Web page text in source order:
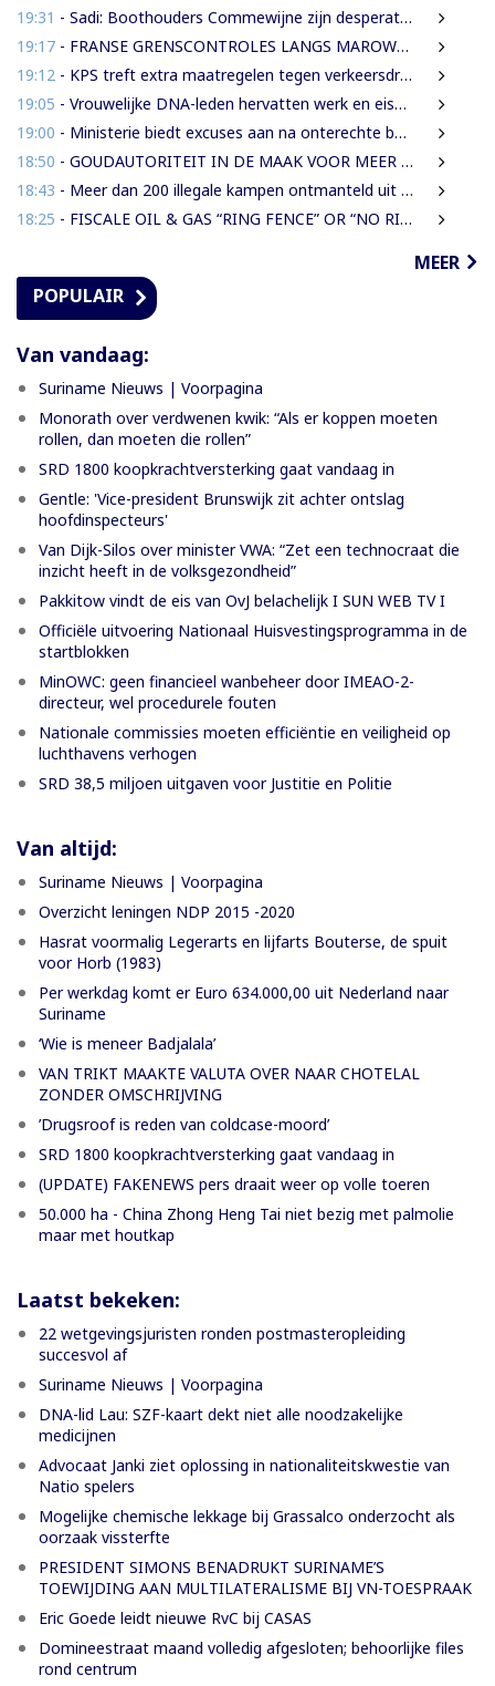
19:31 - Sadi: Boothouders Commewijne zijn desperate, wachten 6 jaren op tariefaanpassing
19:17 - FRANSE GRENSCONTROLES LANGS MAROWIJNERIVIER WEDEROM FORS AANGESCHERPT
19:12 - KPS treft extra maatregelen tegen verkeersdrukte binnenstad
19:05 - Vrouwelijke DNA-leden hervatten werk en eisen strengere gedragsregels na uitlating Van Samson
19:00 - Ministerie biedt excuses aan na onterechte beschuldigingen tegen IMEAO 2-directeur
18:50 - GOUDAUTORITEIT IN DE MAAK VOOR MEER ORDENING EN INKOMSTEN
18:43 - Meer dan 200 illegale kampen ontmanteld uit concessiegebied ZiJin
18:25 - FISCALE OIL & GAS “RING FENCE” OR “NO RING FENCE”? THAT IS THE QUESTION!
MEER
POPULAIR
Van vandaag:
Suriname Nieuws | Voorpagina
Monorath over verdwenen kwik: “Als er koppen moeten
rollen, dan moeten die rollen”
SRD 1800 koopkrachtversterking gaat vandaag in
Gentle: 'Vice-president Brunswijk zit achter ontslag
hoofdinspecteurs'
Van Dijk-Silos over minister VWA: “Zet een technocraat die
inzicht heeft in de volksgezondheid”
Pakkitow vindt de eis van OvJ belachelijk I SUN WEB TV I
Officiële uitvoering Nationaal Huisvestingsprogramma in de
startblokken
MinOWC: geen financieel wanbeheer door IMEAO-2-
directeur, wel procedurele fouten
Nationale commissies moeten efficiëntie en veiligheid op
luchthavens verhogen
SRD 38,5 miljoen uitgaven voor Justitie en Politie
Van altijd:
Suriname Nieuws | Voorpagina
Overzicht leningen NDP 2015 -2020
Hasrat voormalig Legerarts en lijfarts Bouterse, de spuit
voor Horb (1983)
Per werkdag komt er Euro 634.000,00 uit Nederland naar
Suriname
‘Wie is meneer Badjalala’
VAN TRIKT MAAKTE VALUTA OVER NAAR CHOTELAL
ZONDER OMSCHRIJVING
’Drugsroof is reden van coldcase-moord’
SRD 1800 koopkrachtversterking gaat vandaag in
(UPDATE) FAKENEWS pers draait weer op volle toeren
50.000 ha - China Zhong Heng Tai niet bezig met palmolie
maar met houtkap
Laatst bekeken:
22 wetgevingsjuristen ronden postmasteropleiding
succesvol af
Suriname Nieuws | Voorpagina
DNA-lid Lau: SZF-kaart dekt niet alle noodzakelijke
medicijnen
Advocaat Janki ziet oplossing in nationaliteitskwestie van
Natio spelers
Mogelijke chemische lekkage bij Grassalco onderzocht als
oorzaak vissterfte
PRESIDENT SIMONS BENADRUKT SURINAME’S
TOEWIJDING AAN MULTILATERALISME BIJ VN-TOESPRAAK
Eric Goede leidt nieuwe RvC bij CASAS
Domineestraat maand volledig afgesloten; behoorlijke files
rond centrum